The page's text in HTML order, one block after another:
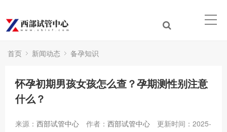
首页 新闻动态 备孕知识
怀孕初期男孩女孩怎么查？孕期测性别注意
什么？
来源： 西部试管中心 作者： 西部试管中心
更新时间：2025-